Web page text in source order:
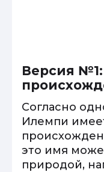
Версия
Согласно
Илемпи
это имя
природой,